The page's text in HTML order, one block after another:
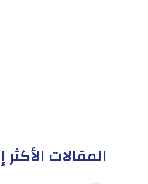
المقالات الأكثر